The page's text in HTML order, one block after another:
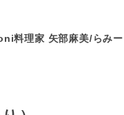
料理家 矢部麻美/らみー